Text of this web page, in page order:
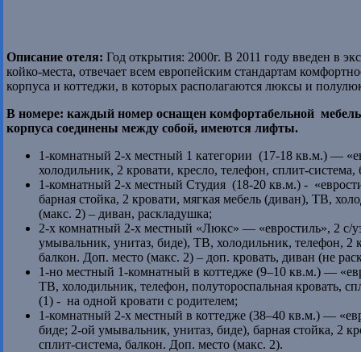
Описание отеля: Год открытия: 2000г. В 2011 году введен в
койко-места, отвечает всем европейским стандартам
корпуса и коттеджи, в которых располагаются люксы и
В номере: каждый номер оснащен комфортабельной
корпуса соединены между собой, имеются лифты.
1-комнатный 2-х местный 1 категории (17-18 кв.м.) —
холодильник, 2 кровати, кресло, телефон, сплит-
1-комнатный 2-х местный Студия (18-20 кв.м.) -
барная стойка, 2 кровати, мягкая мебель (диван), ТВ,
(макс. 2) – диван, раскладушка;
2-х комнатный 2-х местный «Люкс» — «евростиль», 2 с/
умывальник, унитаз, биде), ТВ, холодильник, телефон, 2
балкон. Доп. место (макс. 2) – доп. кровать, диван (не
1-но местный 1-комнатный в коттедже (9–10 кв.м.) —
ТВ, холодильник, телефон, полутороспальная кровать,
(1) - на одной кровати с родителем;
1-комнатный 2-х местный в коттедже (38–40 кв.м.) —
биде; 2-ой умывальник, унитаз, биде), барная стойка, 2
сплит-система, балкон. Доп. место (макс. 2).